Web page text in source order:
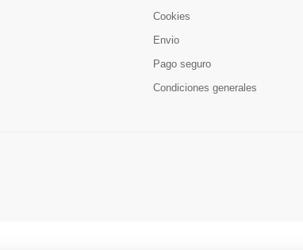
Cookies
Envio
Pago seguro
Condiciones generales